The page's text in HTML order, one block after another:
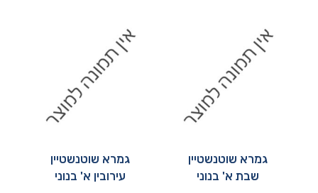
גמרא שוטנשטיין
שבת א' בנוני
גמרא שוטנשטיין
עירובין א' בנוני